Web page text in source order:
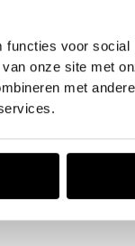
voor
onze site met
met
(see the